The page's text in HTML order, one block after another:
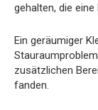
gehalten, die
Ein geräumiger
zusätzlichen
fanden.